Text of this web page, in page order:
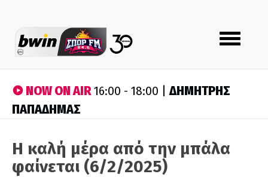
Toggle
navigation
NOW ON AIR16:00 - 18:00 |ΔΗΜΗΤΡΗΣ
ΠΑΠΑΔΗΜΑΣ
Η καλή μέρα από την μπάλα
φαίνεται (6/2/2025)